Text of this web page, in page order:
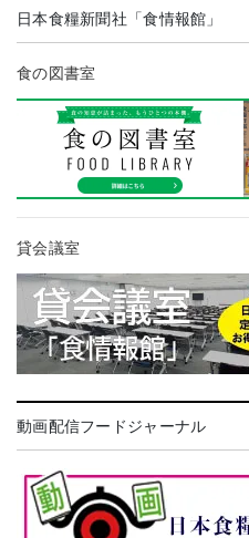
日本食糧新聞社「食情報館」
食の図書室
貸会議室
動画配信フードジャーナル